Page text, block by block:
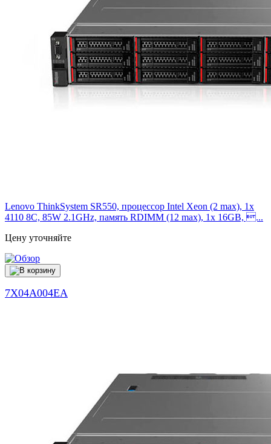
Lenovo ThinkSystem SR550, процессор Intel Xeon (2 max), 1x
4110 8C, 85W 2.1GHz, память RDIMM (12 max), 1x 16GB, ...
Цену уточняйте
7X04A004EA